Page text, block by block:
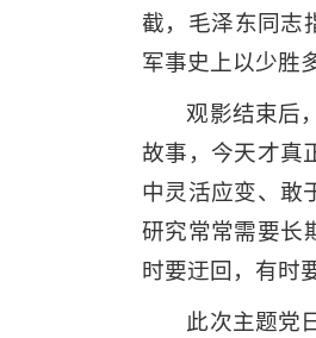
截，毛泽东同志
军事史上以少胜
观影结束后
故事，今天才真
中灵活应变、敢
研究常常需要长
时要迂回，有时
此次主题党